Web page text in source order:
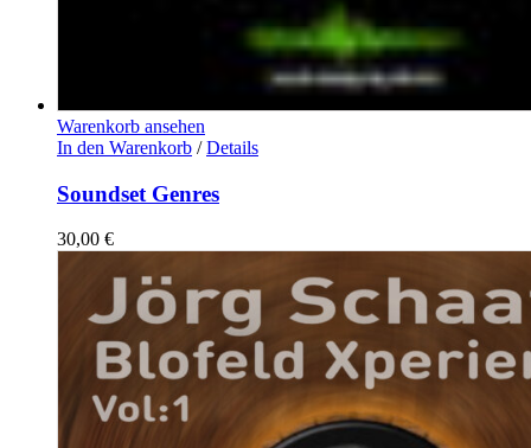
Warenkorb ansehen
In den Warenkorb / Details
Soundset Genres
30,00 €